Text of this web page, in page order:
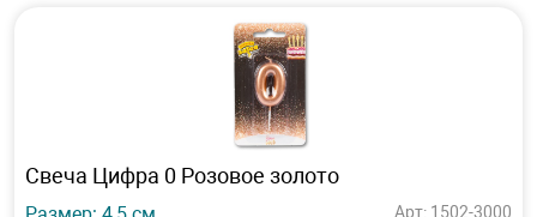
Свеча Цифра 0 Розовое золото
Арт: 1502-3000